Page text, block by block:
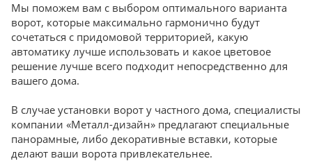
Мы поможем вам с выбором оптимального варианта
ворот, которые максимально гармонично будут
сочетаться с придомовой территорией, какую
автоматику лучше использовать и какое цветовое
решение лучше всего подходит непосредственно для
вашего дома.
В случае установки ворот у частного дома, специалисты
компании «Металл-дизайн» предлагают специальные
панорамные, либо декоративные вставки, которые
делают ваши ворота привлекательнее.